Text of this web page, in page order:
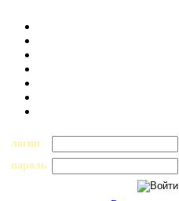
логин
пароль